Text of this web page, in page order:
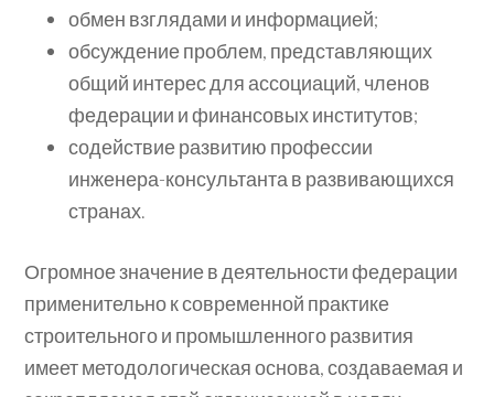
обмен взглядами и информацией;
обсуждение проблем, представляющих
общий интерес для ассоциаций, членов
федерации и финансовых институтов;
содействие развитию профессии
инженера-консультанта в развивающихся
странах.
Огромное значение в деятельности федерации
применительно к современной практике
строительного и промышленного развития
имеет методологическая основа, создаваемая и